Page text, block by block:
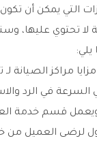
التي يمكن أن
لا تحتوي عليها،
يلي:
مراكز الصيانة لـ
السرعة في الرد
قسم خدمة
لرضى العميل من